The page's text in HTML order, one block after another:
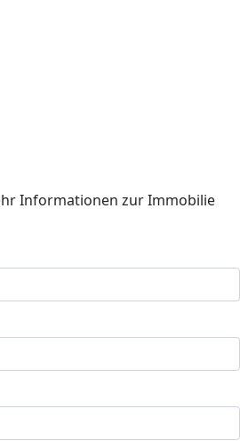
Informationen zur Immobilie